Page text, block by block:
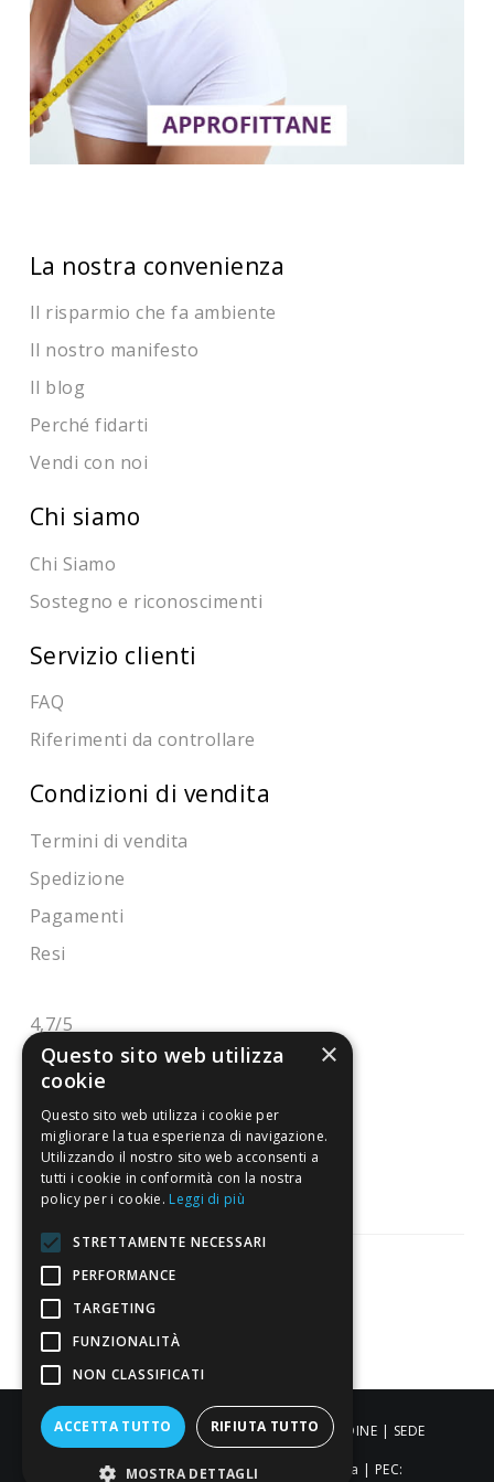
La nostra convenienza
Il risparmio che fa ambiente
Il nostro manifesto
Il blog
Perché fidarti
Vendi con noi
Chi siamo
Chi Siamo
Sostegno e riconoscimenti
Servizio clienti
FAQ
Riferimenti da controllare
Condizioni di vendita
Termini di vendita
Spedizione
Pagamenti
Resi
4,7/5
Eccellente
3.818
Recensioni
Pagamenti sicuri
ALDIGIÙ S.R.L. | Via Cortazzis 15 33100 - UDINE | SEDE
OPERATIVA: Via del Progresso 3 - Padova | PEC:
×
Questo sito web utilizza
cookie
Questo sito web utilizza i cookie per
migliorare la tua esperienza di navigazione.
Utilizzando il nostro sito web acconsenti a
tutti i cookie in conformità con la nostra
policy per i cookie. Leggi di più
STRETTAMENTE NECESSARI
PERFORMANCE
TARGETING
FUNZIONALITÀ
NON CLASSIFICATI
ACCETTA TUTTO RIFIUTA TUTTO
MOSTRA DETTAGLI